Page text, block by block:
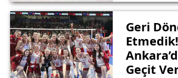
Geri
Geçit